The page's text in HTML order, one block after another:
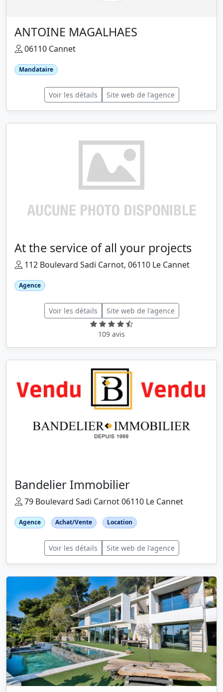
ANTOINE MAGALHAES
06110 Cannet
Mandataire
Voir les détails Site web de l'agence
At the service of all your projects
112 Boulevard Sadi Carnot, 06110 Le Cannet
Agence
Voir les détails Site web de l'agence
109 avis
Bandelier Immobilier
79 Boulevard Sadi Carnot 06110 Le Cannet
Agence Achat/Vente Location
Voir les détails Site web de l'agence